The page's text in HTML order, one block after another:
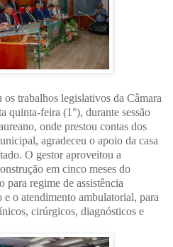
trabalhos legislativos da Câmara
quinta-feira (1°), durante sessão
onde prestou contas dos
agradeceu o apoio da casa
O gestor aproveitou a
em cinco meses do
regime de assistência
o atendimento ambulatorial, para
cirúrgicos, diagnósticos e